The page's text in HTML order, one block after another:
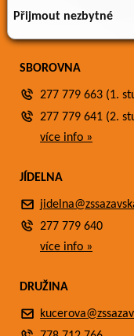
důsledku toho, že
Přijmout nezbytné
SBOROVNA
277 779 663 (1.
277 779 641 (2.
více info »
JÍDELNA
277 779 640
více info »
DRUŽINA